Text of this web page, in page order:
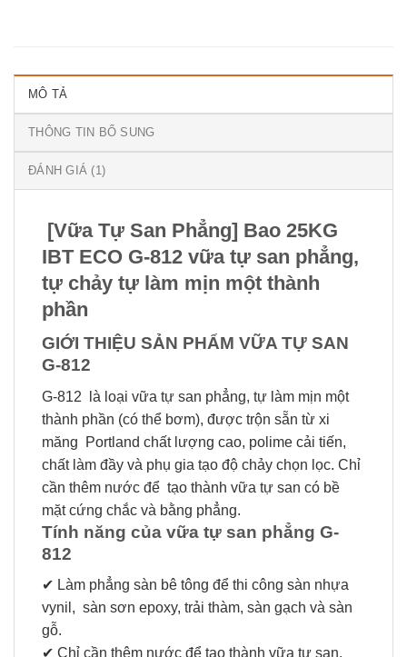
MÔ TẢ
THÔNG TIN BỔ SUNG
ĐÁNH GIÁ (1)
[Vữa Tự San Phẳng] Bao 25KG
IBT ECO G-812 vữa tự san phẳng,
tự chảy tự làm mịn một thành
phần
GIỚI THIỆU SẢN PHẨM VỮA TỰ SAN
G-812
G-812 là loại vữa tự san phẳng, tự làm mịn một
thành phần (có thể bơm), được trộn sẵn từ xi
măng Portland chất lượng cao, polime cải tiến,
chất làm đầy và phụ gia tạo độ chảy chọn lọc. Chỉ
cần thêm nước để tạo thành vữa tự san có bề
mặt cứng chắc và bằng phẳng.
Tính năng của vữa tự san phẳng G-
812
✔ Làm phẳng sàn bê tông để thi công sàn nhựa
vynil, sàn sơn epoxy, trải thàm, sàn gạch và sàn
gỗ.
✔ Chỉ cần thêm nước để tạo thành vữa tự san.